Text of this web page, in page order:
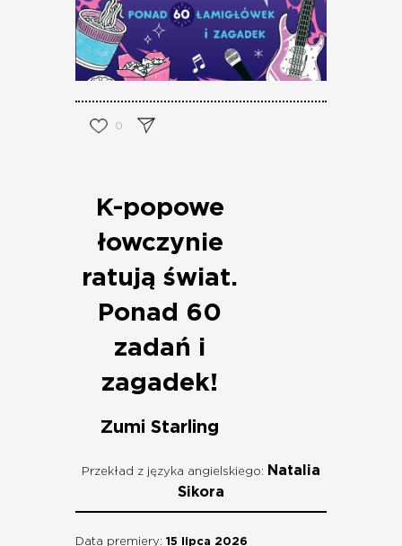
0
K-popowe
łowczynie
ratują świat.
Ponad 60
zadań i
zagadek!
Zumi Starling
Przekład z języka angielskiego:
Natalia
Sikora
Data premiery: 15 lipca 2026